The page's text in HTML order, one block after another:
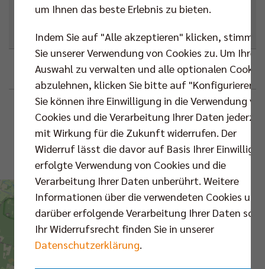
Next Match,Champions
League
Google Outlook (.ics)
Beschreibung
VS.
Champions
Standortinformationen
LKH Arena
Karte
Routenplaner
um Ihnen das beste Erlebnis zu bieten.
Indem Sie auf "Alle akzeptieren" klicken, stimmen
Sie unserer Verwendung von Cookies zu. Um Ihre
Auswahl zu verwalten und alle optionalen Cookies
abzulehnen, klicken Sie bitte auf "Konfigurieren".
Sie können ihre Einwilligung in die Verwendung
Cookies und die Verarbeitung Ihrer Daten
mit Wirkung für die Zukunft widerrufen. Der
Widerruf lässt die davor auf Basis Ihrer
erfolgte Verwendung von Cookies und die
Verarbeitung Ihrer Daten unberührt. Weitere
Informationen über die verwendeten Cookies und
darüber erfolgende Verarbeitung Ihrer Daten
Ihr Widerrufsrecht finden Sie in unserer
Datenschutzerklärung